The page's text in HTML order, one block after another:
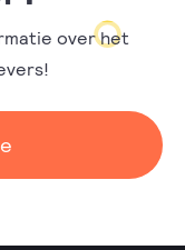
over het